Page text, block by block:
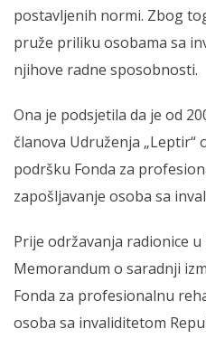
postavljenih normi. Zbog
pruže priliku osobama sa
njihove radne sposobnosti.
Ona je podsjetila da je od
članova Udruženja
podršku Fonda za
zapošljavanje osoba sa
Prije održavanja radionice
Memorandum o saradnji
Fonda za profesionalnu
osoba sa invaliditetom